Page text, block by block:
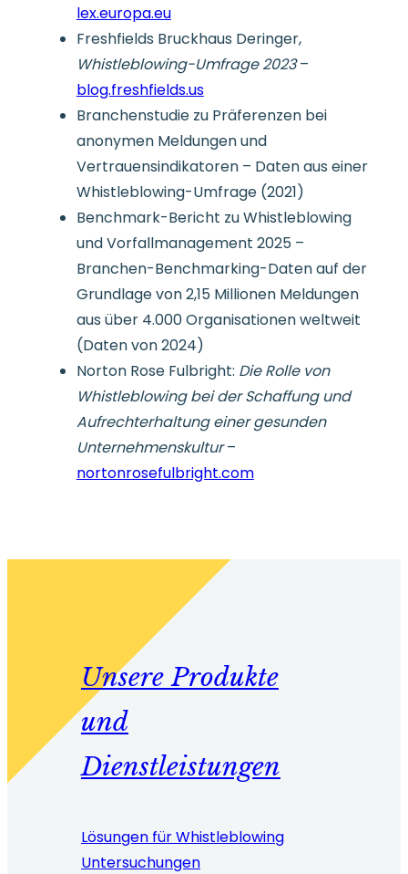
lex.europa.eu
Freshfields Bruckhaus Deringer,
Whistleblowing-Umfrage 2023–
blog.freshfields.us
Branchenstudie zu Präferenzen bei
anonymen Meldungen und
Vertrauensindikatoren – Daten aus einer
Whistleblowing-Umfrage (2021)
Benchmark-Bericht zu Whistleblowing
und Vorfallmanagement 2025 –
Branchen-Benchmarking-Daten auf der
Grundlage von 2,15 Millionen Meldungen
aus über 4.000 Organisationen weltweit
(Daten von 2024)
Norton Rose Fulbright: Die Rolle von
Whistleblowing bei der Schaffung und
Aufrechterhaltung einer gesunden
Unternehmenskultur–
nortonrosefulbright.com
Unsere Produkte
und
Dienstleistungen
Lösungen für Whistleblowing
Untersuchungen